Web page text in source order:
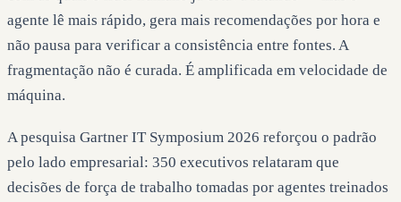
agente lê mais rápido, gera mais recomendações por hora e
não pausa para verificar a consistência entre fontes. A
fragmentação não é curada. É amplificada em velocidade de
máquina.
A pesquisa Gartner IT Symposium 2026 reforçou o padrão
pelo lado empresarial: 350 executivos relataram que
decisões de força de trabalho tomadas por agentes treinados